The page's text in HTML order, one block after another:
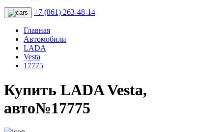
+7 (861) 263-48-14
Главная
Автомобили
LADA
Vesta
17775
Купить LADA Vesta,
авто№17775